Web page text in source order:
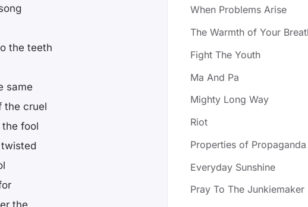
the teeth
same
the cruel
fool
When Problems Arise
The Warmth of Your
Fight The Youth
Ma And Pa
Mighty Long Way
Riot
Properties of
Everyday Sunshine
Pray To The Junkiemaker